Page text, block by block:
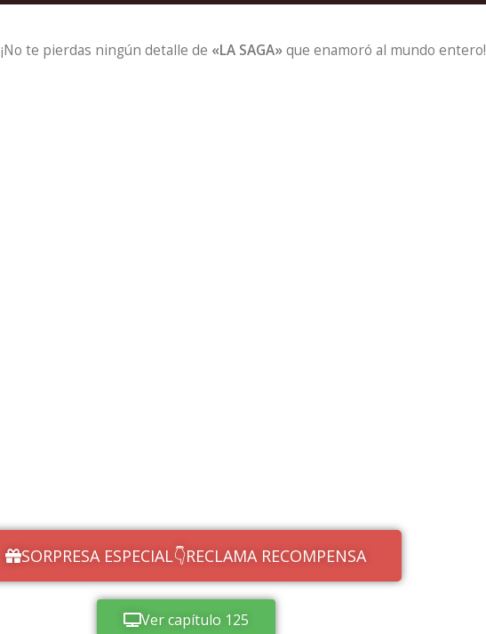
¡No te pierdas ningún detalle de «LA SAGA»que enamoró al mundo entero!
SORPRESA ESPECIAL👇RECLAMA RECOMPENSA
Ver capítulo 125